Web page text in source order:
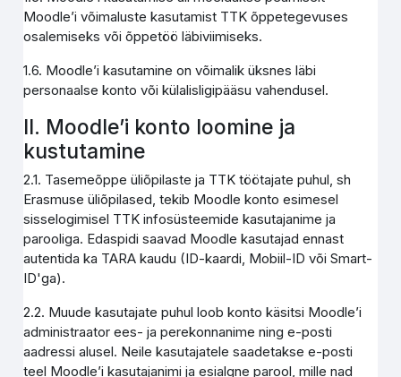
Moodle’i võimaluste kasutamist TTK õppetegevuses
osalemiseks või õppetöö läbiviimiseks.
1.6. Moodle’i kasutamine on võimalik üksnes läbi
personaalse konto või külalisligipääsu vahendusel.
II. Moodle’i konto loomine ja
kustutamine
2.1. Tasemeõppe üliõpilaste ja TTK töötajate puhul, sh
Erasmuse üliõpilased, tekib Moodle konto esimesel
sisselogimisel TTK infosüsteemide kasutajanime ja
parooliga. Edaspidi saavad Moodle kasutajad ennast
autentida ka TARA kaudu (ID-kaardi, Mobiil-ID või Smart-
ID'ga).
2.2. Muude kasutajate puhul loob konto käsitsi Moodle’i
administraator ees- ja perekonnanime ning e-posti
aadressi alusel. Neile kasutajatele saadetakse e-posti
teel Moodle’i kasutajanimi ja esialgne parool, mille nad